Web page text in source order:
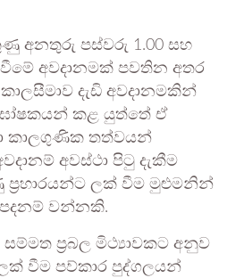
අනතුරු පස්වරු 1.00 සහ
අවදානමක් පවතින අතර
දැඩි අවදානමකින්
කළ යුත්තේ ඒ
කාලගුණික තත්වයන්
අවස්ථා පිටු දැකීම
ලක් වීම මුළුමනින්
වන්නකි.
ප්‍රබල මිථ්‍යාවකට අනුව
වීම පව්කාර පුද්ගලයන්